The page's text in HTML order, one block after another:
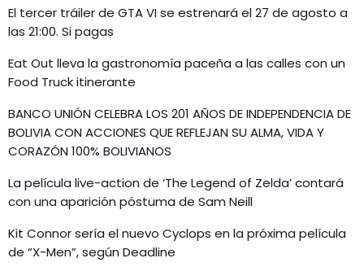
El tercer tráiler de GTA VI se estrenará el 27 de agosto a
las 21:00. Si pagas
Eat Out lleva la gastronomía paceña a las calles con un
Food Truck itinerante
BANCO UNIÓN CELEBRA LOS 201 AÑOS DE INDEPENDENCIA DE
BOLIVIA CON ACCIONES QUE REFLEJAN SU ALMA, VIDA Y
CORAZÓN 100% BOLIVIANOS
La película live-action de ‘The Legend of Zelda’ contará
con una aparición póstuma de Sam Neill
Kit Connor sería el nuevo Cyclops en la próxima película
de “X-Men”, según Deadline